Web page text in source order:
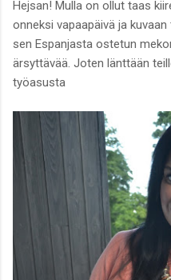
Hejsan! Mulla on ollut taas
onneksi vapaapäivä ja
sen Espanjasta ostetun
ärsyttävää. Joten länttään
työasusta